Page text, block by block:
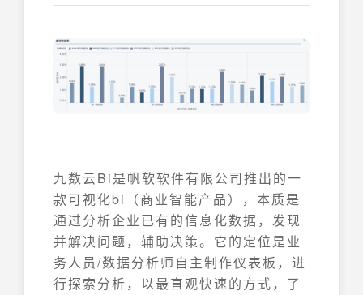
九数云Bi是帆软软件有限公司推出的一
款可视化bi（商业智能产品），本质是
通过分析企业已有的信息化数据，发现
并解决问题，辅助决策。它的定位是业
务人员/数据分析师自主制作仪表板，进
行探索分析，以最直观快速的方式，了